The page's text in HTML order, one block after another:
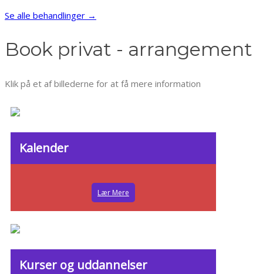
Se alle behandlinger →
Book privat - arrangement
Klik på et af billederne for at få mere information
Kalender
Lær Mere
Kurser og uddannelser